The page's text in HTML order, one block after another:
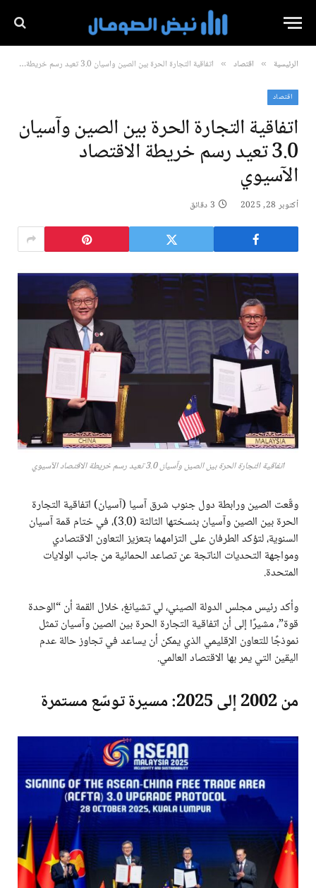
الرئيسية » اقتصاد » اتفاقية التجارة الحرة بين الصين وآسيان 3.0 تعيد رسم خريطة الاقتصاد الآسيوي
اقتصاد
اتفاقية التجارة الحرة بين الصين وآسيان
3.0 تعيد رسم خريطة الاقتصاد
الآسيوي
أكتوبر 28, 2025 3 دقائق
اتفاقية التجارة الحرة بين الصين وآسيان 3.0 تعيد رسم خريطة الاقتصاد الآسيوي
وقّعت الصين ورابطة دول جنوب شرق آسيا (آسيان) اتفاقية التجارة
الحرة بين الصين وآسيان بنسختها الثالثة (3.0)، في ختام قمة آسيان
السنوية، لتؤكد الطرفان على التزامهما بتعزيز التعاون الاقتصادي
ومواجهة التحديات الناتجة عن تصاعد الحمائية من جانب الولايات
المتحدة.
وأكد رئيس مجلس الدولة الصيني، لي تشيانغ، خلال القمة أن “الوحدة
قوة”، مشيرًا إلى أن اتفاقية التجارة الحرة بين الصين وآسيان تمثل
نموذجًا للتعاون الإقليمي الذي يمكن أن يساعد في تجاوز حالة عدم
اليقين التي يمر بها الاقتصاد العالمي.
من 2002 إلى 2025: مسيرة توسّع مستمرة